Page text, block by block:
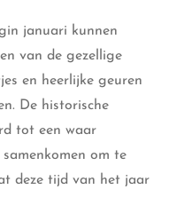
januari kunnen
van de gezellige
en heerlijke geuren
De historische
tot een waar
om te
deze tijd van het jaar